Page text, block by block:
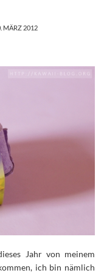
MÄRZ 2012
Jahr von meinem
ich bin nämlich